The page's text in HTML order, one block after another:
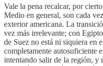
Vale la pena recalcar, por
Medio en general, son cada vez
exterior americana. La
vez más irrelevante; con
de Suez no está ni siquiera en
completamente autosuficiente
intentando salir de la región, y